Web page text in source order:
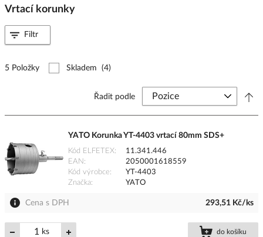
Vrtací korunky
5 Položky Skladem (4)
Řadit podle
YATO Korunka YT-4403 vrtací 80mm SDS+
Kód ELFETEX
11.341.446
EAN
2050001618559
Kód výrobce
YT-4403
Značka
YATO
Cena s DPH 293,51 Kč/ks
ks do košíku
Filtr